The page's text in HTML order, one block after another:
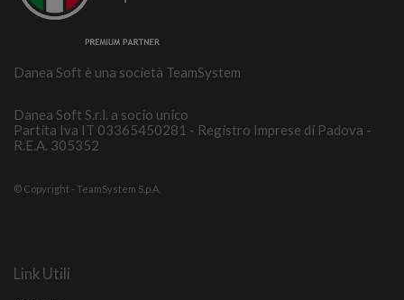
Danea Soft è una società TeamSystem
Danea Soft S.r.l. a socio unico
Partita Iva IT 03365450281 - Registro Imprese di Padova -
R.E.A. 305352
© Copyright - TeamSystem S.p.A.
Link Utili